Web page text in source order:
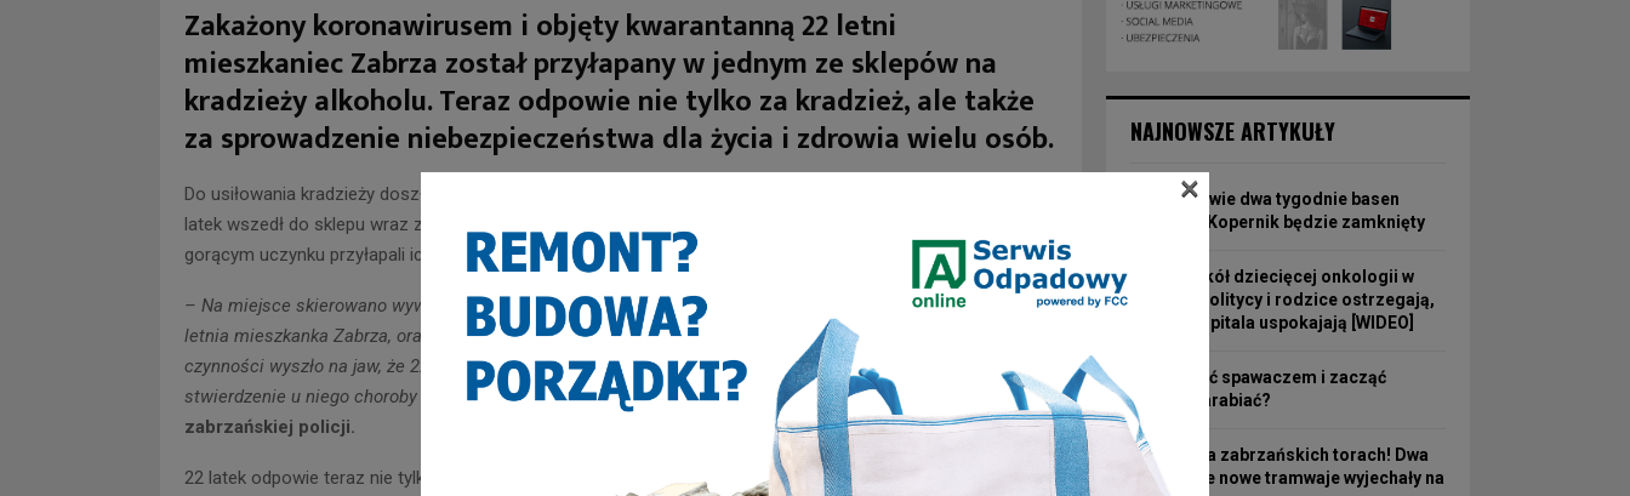
Zakażony koronawirusem i objęty kwarantanną 22 letni
mieszkaniec Zabrza został przyłapany w jednym ze sklepów na
kradzieży alkoholu. Teraz odpowie nie tylko za kradzież, ale także
za sprowadzenie niebezpieczeństwa dla życia i zdrowia wielu osób.
Do usiłowania kradzieży doszło w jednym ze sklepów na ul. Karola Hermisza 16. Zakażony koronawirusem 22
latek wszedł do sklepu wraz z 25 letnią kobietą. Próbowali ukraść alkohol o wartości 650 zł! Próbowali, bo na
gorącym uczynku przyłapali ich ochroniarze. Niezwłocznie powiadomiono policjantów.
– Na miejsce skierowano wywiadowców z zabrzański komendy. Jak się okazało, sprawcami kradzieże byli 25-
letnia mieszkanka Zabrza, oraz jej 22-letni kolega. Osoby to zostały zatrzymane, a w trakcie policyjnych
czynności wyszło na jaw, że 22-latek od 26 marca powinien przebywać na izolacji domowej z uwagi na
stwierdzenie u niego choroby Covid-19 –potwierdza sierż. szt. Sebastian Bijok, oficer prasowy
zabrzańskiej policji.
22 latek odpowie teraz nie tylko za kradzież, ale również za sprowadzenie niebezpieczeństwa dla życia i
NAJNOWSZE ARTYKUŁY
Przez prawie dwa tygodnie basen
Aquarius Kopernik będzie zamknięty
Burza wokół dziecięcej onkologii w
Zabrzu. Politycy i rodzice ostrzegają,
władze szpitala uspokajają [WIDEO]
Jak zostać spawaczem i zacząć
dobrze zarabiać?
Nowość na zabrzańskich torach! Dwa
fabrycznie nowe tramwaje wyjechały na
×